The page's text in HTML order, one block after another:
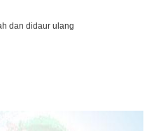
dan didaur ulang